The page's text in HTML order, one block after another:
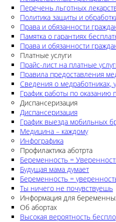
Перечень льготных
Политика защиты и
Права и обязанности
Памятка о гарантиях
Права и обязанности
Платные услуги
Прайс-лист на платные
Правила предоставления
Сведения о медработниках,
График работы по оказанию
Диспансеризация
Диспансеризация
График выезда мобильных
Медицина – каждому
Инфографика
Профилактика аботрта
Беременность =
Будущая мама думает
Беременность =
Ты ничего не почувствуешь
Информация для
Об абортах
Высокая вероятность